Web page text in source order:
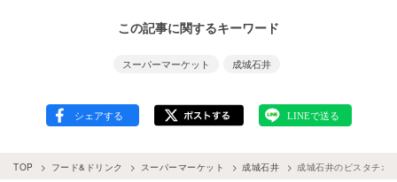
この記事に関するキーワード
スーパーマーケット 成城石井
TOP フード&ドリンク スーパーマーケット 成城石井 成城石井のピスタチオ